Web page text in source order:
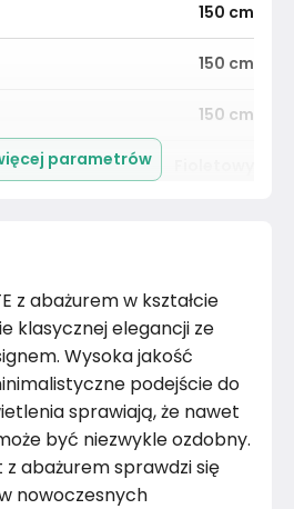
150 cm
150 cm
150 cm
Róż i fiolet
Złożony
2024
parametrów
z abażurem w kształcie
klasycznej elegancji ze
Wysoka jakość
podejście do
sprawiają, że nawet
być niezwykle ozdobny.
abażurem sprawdzi się
nowoczesnych